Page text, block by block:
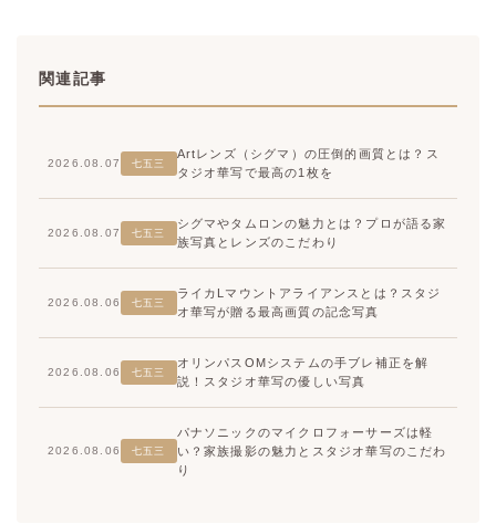
関連記事
2026.08.07 七五三
Artレンズ（シグマ）の圧倒的画質とは？ス
タジオ華写で最高の1枚を
2026.08.07 七五三
シグマやタムロンの魅力とは？プロが語る家
族写真とレンズのこだわり
2026.08.06 七五三
ライカLマウントアライアンスとは？スタジ
オ華写が贈る最高画質の記念写真
2026.08.06 七五三
オリンパスOMシステムの手ブレ補正を解
説！スタジオ華写の優しい写真
2026.08.06 七五三
パナソニックのマイクロフォーサーズは軽
い？家族撮影の魅力とスタジオ華写のこだわ
り